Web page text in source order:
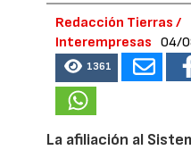
Redacción Tierras /
Interempresas
04/
1361
La afiliación al